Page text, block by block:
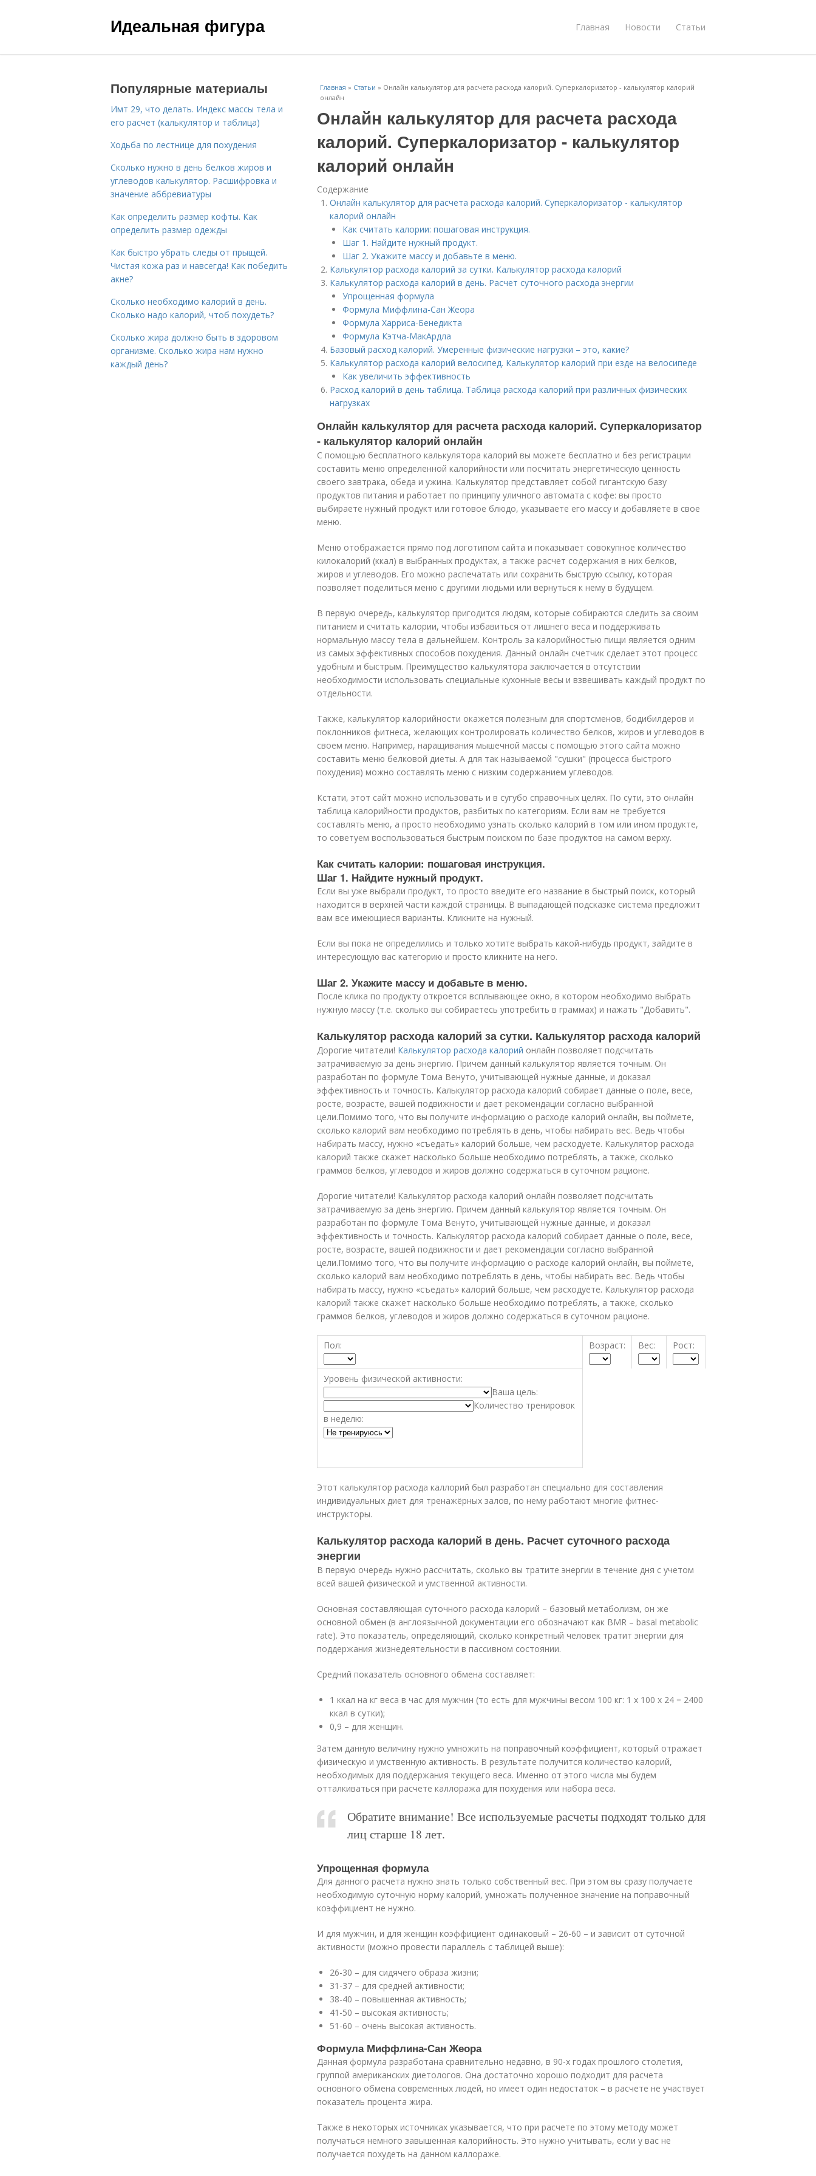
Идеальная фигура Главная Новости Статьи
Главная » Статьи » Онлайн калькулятор для расчета расхода калорий. Суперкалоризатор - калькулятор калорий
онлайн
Онлайн калькулятор для расчета расхода
калорий. Суперкалоризатор - калькулятор
калорий онлайн
Содержание
Онлайн калькулятор для расчета расхода калорий. Суперкалоризатор - калькулятор
калорий онлайн
Как считать калории: пошаговая инструкция.
Шаг 1. Найдите нужный продукт.
Шаг 2. Укажите массу и добавьте в меню.
Калькулятор расхода калорий за сутки. Калькулятор расхода калорий
Калькулятор расхода калорий в день. Расчет суточного расхода энергии
Упрощенная формула
Формула Миффлина-Сан Жеора
Формула Харриса-Бенедикта
Формула Кэтча-МакАрдла
Базовый расход калорий. Умеренные физические нагрузки – это, какие?
Калькулятор расхода калорий велосипед. Калькулятор калорий при езде на велосипеде
Как увеличить эффективность
Расход калорий в день таблица. Таблица расхода калорий при различных физических
нагрузках
Онлайн калькулятор для расчета расхода калорий. Суперкалоризатор
- калькулятор калорий онлайн
С помощью бесплатного калькулятора калорий вы можете бесплатно и без регистрации
составить меню определенной калорийности или посчитать энергетическую ценность
своего завтрака, обеда и ужина. Калькулятор представляет собой гигантскую базу
продуктов питания и работает по принципу уличного автомата с кофе: вы просто
выбираете нужный продукт или готовое блюдо, указываете его массу и добавляете в свое
меню.
Меню отображается прямо под логотипом сайта и показывает совокупное количество
килокалорий (ккал) в выбранных продуктах, а также расчет содержания в них белков,
жиров и углеводов. Его можно распечатать или сохранить быструю ссылку, которая
позволяет поделиться меню с другими людьми или вернуться к нему в будущем.
В первую очередь, калькулятор пригодится людям, которые собираются следить за своим
питанием и считать калории, чтобы избавиться от лишнего веса и поддерживать
нормальную массу тела в дальнейшем. Контроль за калорийностью пищи является одним
из самых эффективных способов похудения. Данный онлайн счетчик сделает этот процесс
удобным и быстрым. Преимущество калькулятора заключается в отсутствии
необходимости использовать специальные кухонные весы и взвешивать каждый продукт по
отдельности.
Также, калькулятор калорийности окажется полезным для спортсменов, бодибилдеров и
поклонников фитнеса, желающих контролировать количество белков, жиров и углеводов в
своем меню. Например, наращивания мышечной массы с помощью этого сайта можно
составить меню белковой диеты. А для так называемой "сушки" (процесса быстрого
похудения) можно составлять меню с низким содержанием углеводов.
Кстати, этот сайт можно использовать и в сугубо справочных целях. По сути, это онлайн
таблица калорийности продуктов, разбитых по категориям. Если вам не требуется
составлять меню, а просто необходимо узнать сколько калорий в том или ином продукте,
то советуем воспользоваться быстрым поиском по базе продуктов на самом верху.
Как считать калории: пошаговая инструкция.
Шаг 1. Найдите нужный продукт.
Если вы уже выбрали продукт, то просто введите его название в быстрый поиск, который
находится в верхней части каждой страницы. В выпадающей подсказке система предложит
вам все имеющиеся варианты. Кликните на нужный.
Если вы пока не определились и только хотите выбрать какой-нибудь продукт, зайдите в
интересующую вас категорию и просто кликните на него.
Шаг 2. Укажите массу и добавьте в меню.
После клика по продукту откроется всплывающее окно, в котором необходимо выбрать
нужную массу (т.е. сколько вы собираетесь употребить в граммах) и нажать "Добавить".
Калькулятор расхода калорий за сутки. Калькулятор расхода калорий
Дорогие читатели! Калькулятор расхода калорий онлайн позволяет подсчитать
затрачиваемую за день энергию. Причем данный калькулятор является точным. Он
разработан по формуле Тома Венуто, учитывающей нужные данные, и доказал
эффективность и точность. Калькулятор расхода калорий собирает данные о поле, весе,
росте, возрасте, вашей подвижности и дает рекомендации согласно выбранной
цели.Помимо того, что вы получите информацию о расходе калорий онлайн, вы поймете,
сколько калорий вам необходимо потреблять в день, чтобы набирать вес. Ведь чтобы
набирать массу, нужно «съедать» калорий больше, чем расходуете. Калькулятор расхода
калорий также скажет насколько больше необходимо потреблять, а также, сколько
граммов белков, углеводов и жиров должно содержаться в суточном рационе.
Дорогие читатели! Калькулятор расхода калорий онлайн позволяет подсчитать
затрачиваемую за день энергию. Причем данный калькулятор является точным. Он
разработан по формуле Тома Венуто, учитывающей нужные данные, и доказал
эффективность и точность. Калькулятор расхода калорий собирает данные о поле, весе,
росте, возрасте, вашей подвижности и дает рекомендации согласно выбранной
цели.Помимо того, что вы получите информацию о расходе калорий онлайн, вы поймете,
сколько калорий вам необходимо потреблять в день, чтобы набирать вес. Ведь чтобы
набирать массу, нужно «съедать» калорий больше, чем расходуете. Калькулятор расхода
калорий также скажет насколько больше необходимо потреблять, а также, сколько
граммов белков, углеводов и жиров должно содержаться в суточном рационе.
Пол: Возраст: Вес: Рост:
Уровень физической активности:
Ваша цель:
Количество тренировок
в неделю:
Этот калькулятор расхода каллорий был разработан специально для составления
индивидуальных диет для тренажёрных залов, по нему работают многие фитнес-
инструкторы.
Калькулятор расхода калорий в день. Расчет суточного расхода
энергии
В первую очередь нужно рассчитать, сколько вы тратите энергии в течение дня с учетом
всей вашей физической и умственной активности.
Основная составляющая суточного расхода калорий – базовый метаболизм, он же
основной обмен (в англоязычной документации его обозначают как BMR – basal metabolic
rate). Это показатель, определяющий, сколько конкретный человек тратит энергии для
поддержания жизнедеятельности в пассивном состоянии.
Средний показатель основного обмена составляет:
1 ккал на кг веса в час для мужчин (то есть для мужчины весом 100 кг: 1 х 100 х 24 = 2400
ккал в сутки);
0,9 – для женщин.
Затем данную величину нужно умножить на поправочный коэффициент, который отражает
физическую и умственную активность. В результате получится количество калорий,
необходимых для поддержания текущего веса. Именно от этого числа мы будем
отталкиваться при расчете каллоража для похудения или набора веса.
Обратите внимание! Все используемые расчеты подходят только для
лиц старше 18 лет.
Упрощенная формула
Для данного расчета нужно знать только собственный вес. При этом вы сразу получаете
необходимую суточную норму калорий, умножать полученное значение на поправочный
коэффициент не нужно.
И для мужчин, и для женщин коэффициент одинаковый – 26-60 – и зависит от суточной
активности (можно провести параллель с таблицей выше):
26-30 – для сидячего образа жизни;
31-37 – для средней активности;
38-40 – повышенная активность;
41-50 – высокая активность;
51-60 – очень высокая активность.
Формула Миффлина-Сан Жеора
Данная формула разработана сравнительно недавно, в 90-х годах прошлого столетия,
группой американских диетологов. Она достаточно хорошо подходит для расчета
основного обмена современных людей, но имеет один недостаток – в расчете не участвует
показатель процента жира.
Также в некоторых источниках указывается, что при расчете по этому методу может
получаться немного завышенная калорийность. Это нужно учитывать, если у вас не
получается похудеть на данном каллораже.
Популярные материалы
Имт 29, что делать. Индекс массы тела и
его расчет (калькулятор и таблица)
Ходьба по лестнице для похудения
Сколько нужно в день белков жиров и
углеводов калькулятор. Расшифровка и
значение аббревиатуры
Как определить размер кофты. Как
определить размер одежды
Как быстро убрать следы от прыщей.
Чистая кожа раз и навсегда! Как победить
акне?
Сколько необходимо калорий в день.
Сколько надо калорий, чтоб похудеть?
Сколько жира должно быть в здоровом
организме. Сколько жира нам нужно
каждый день?